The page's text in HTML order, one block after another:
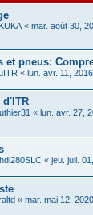
« mar. août 30,
et pneus:
« lun. avr. 11,
d'ITR
« lun. avr. 27,
« jeu. juil.
« mar. mai 12,